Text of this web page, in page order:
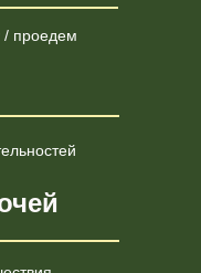
/ проедем